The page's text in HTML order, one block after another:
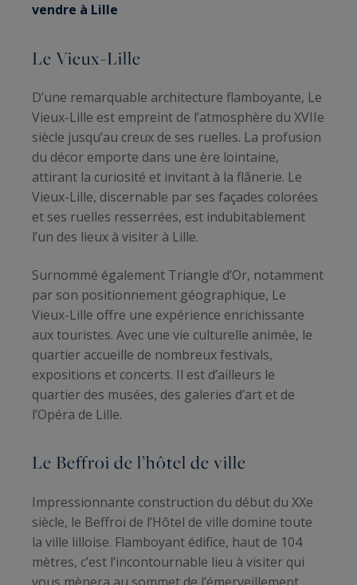
vendre à Lille
Le Vieux-Lille
D’une remarquable architecture flamboyante, Le
Vieux-Lille est empreint de l’atmosphère du XVIIe
siècle jusqu’au creux de ses ruelles. La profusion
du décor emporte dans une ère lointaine,
attirant la curiosité et invitant à la flânerie. Le
Vieux-Lille, discernable par ses façades colorées
et ses ruelles resserrées, est indubitablement
l’un des lieux à visiter à Lille.
Surnommé également Triangle d’Or, notamment
par son positionnement géographique, Le
Vieux-Lille offre une expérience enrichissante
aux touristes. Avec une vie culturelle animée, le
quartier accueille de nombreux festivals,
expositions et concerts. Il est d’ailleurs le
quartier des musées, des galeries d’art et de
l’Opéra de Lille.
Le Beffroi de l’hôtel de ville
Impressionnante construction du début du XXe
siècle, le Beffroi de l’Hôtel de ville domine toute
la ville lilloise. Flamboyant édifice, haut de 104
mètres, c’est l’incontournable lieu à visiter qui